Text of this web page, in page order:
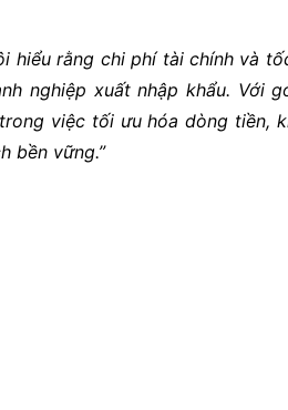
hiểu rằng chi phí tài chính và
nghiệp xuất nhập khẩu. Với
việc tối ưu hóa dòng tiền,
bền vững.”